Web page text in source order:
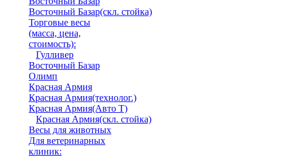
Восточный Базар(скл. стойка)
Торговые весы
(масса, цена,
стоимость):
Гулливер
Восточный Базар
Олимп
Красная Армия
Красная Армия(технолог.)
Красная Армия(Авто Т)
Красная Армия(скл. стойка)
Весы для животных
Для ветеринарных
клиник: